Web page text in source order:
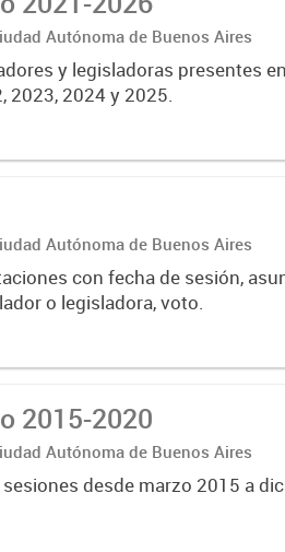
Autónoma de Buenos Aires
y legisladoras presentes
2023, 2024 y 2025.
Autónoma de Buenos Aires
con fecha de sesión,
o legisladora, voto.
2015-2020
Autónoma de Buenos Aires
desde marzo 2015 a